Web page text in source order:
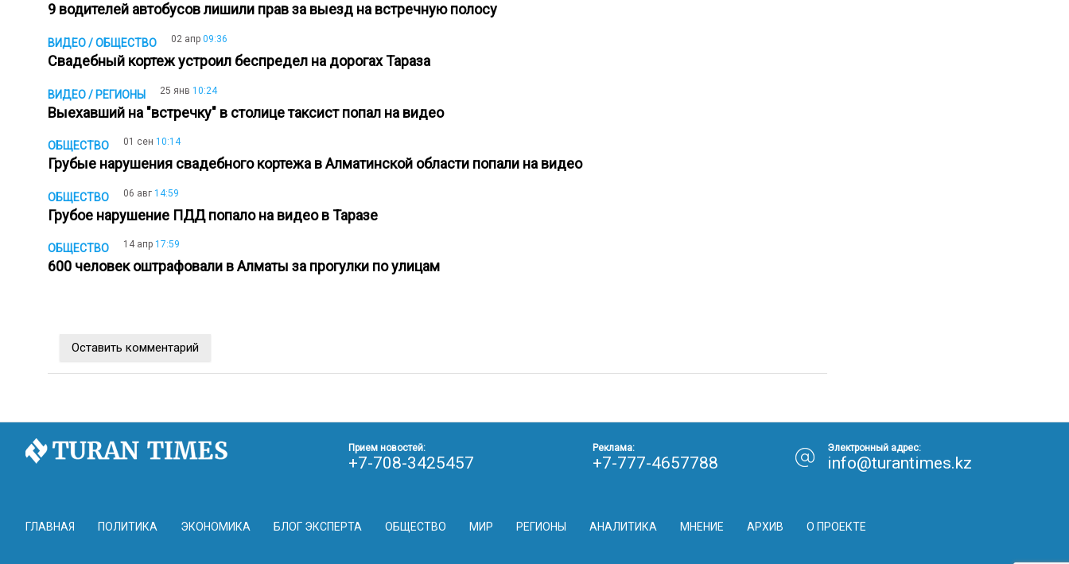
9 водителей автобусов лишили прав за выезд на встречную полосу
ВИДЕО / ОБЩЕСТВО 02 апр 09:36
Свадебный кортеж устроил беспредел на дорогах Тараза
ВИДЕО / РЕГИОНЫ 25 янв 10:24
Выехавший на "встречку" в столице таксист попал на видео
ОБЩЕСТВО 01 сен 10:14
Грубые нарушения свадебного кортежа в Алматинской области попали на видео
ОБЩЕСТВО 06 авг 14:59
Грубое нарушение ПДД попало на видео в Таразе
ОБЩЕСТВО 14 апр 17:59
600 человек оштрафовали в Алматы за прогулки по улицам
Оставить комментарий
ГЛАВНАЯ ПОЛИТИКА ЭКОНОМИКА БЛОГ ЭКСПЕРТА ОБЩЕСТВО МИР РЕГИОНЫ АНАЛИТИКА МНЕНИЕ АРХИВ О ПРОЕКТЕ
Прием новостей:
+7-708-3425457
Реклама:
+7-777-4657788
Электронный адрес:
info@turantimes.kz